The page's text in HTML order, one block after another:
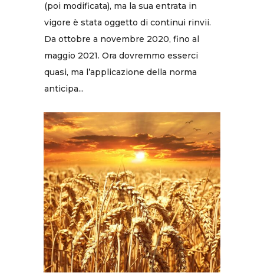
(poi modificata), ma la sua entrata in
vigore è stata oggetto di continui rinvii.
Da ottobre a novembre 2020, fino al
maggio 2021. Ora dovremmo esserci
quasi, ma l’applicazione della norma
anticipa...